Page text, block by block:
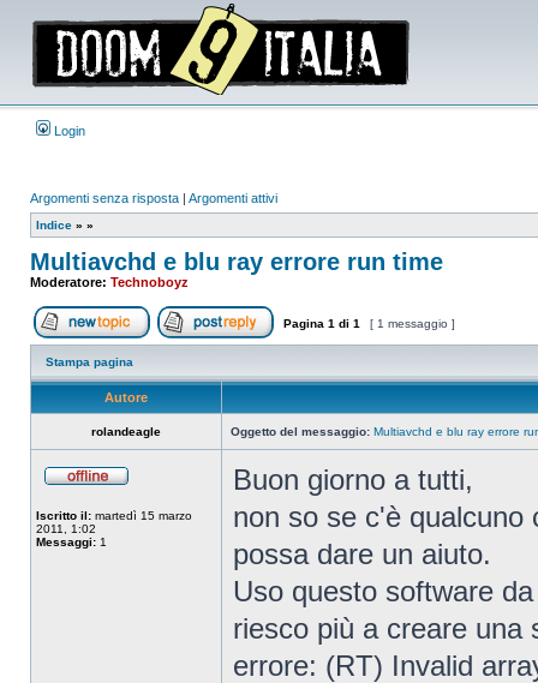
Login
Argomenti senza risposta | Argomenti attivi
Indice » »
Multiavchd e blu ray errore run time
Moderatore: Technoboyz
Apri un nuovo argomentoRispondi all’argomento
Pagina 1 di 1 [ 1 messaggio ]
Stampa pagina
Autore
rolandeagle Oggetto del messaggio: Multiavchd e blu ray errore
Iscritto il: martedì 15 marzo
2011, 1:02
Messaggi: 1
Buon giorno a tutti,
non so se c'è qualcuno
possa dare un aiuto.
Uso questo software
riesco più a creare una
errore: (RT) Invalid